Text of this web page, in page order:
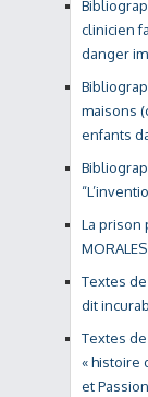
clinicien
danger
maisons
enfants
La prison
MORALES
Textes
dit
Textes
« histoire
et